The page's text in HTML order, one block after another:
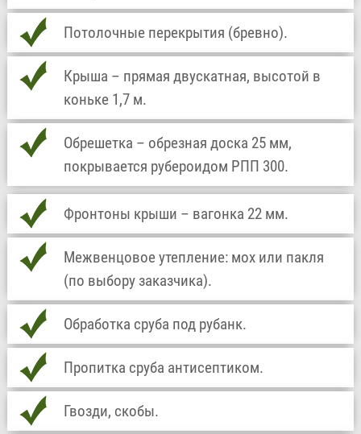
Потолочные перекрытия (бревно).
Крыша – прямая двускатная, высотой в
коньке 1,7 м.
Обрешетка – обрезная доска 25 мм,
покрывается рубероидом РПП 300.
Фронтоны крыши – вагонка 22 мм.
Межвенцовое утепление: мох или пакля
(по выбору заказчика).
Обработка сруба под рубанк.
Пропитка сруба антисептиком.
Гвозди, скобы.